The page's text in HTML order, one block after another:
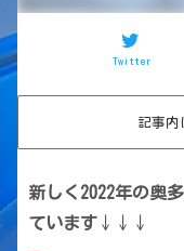
Twitter
記事内
新しく2022年の奥
ています ↓↓↓